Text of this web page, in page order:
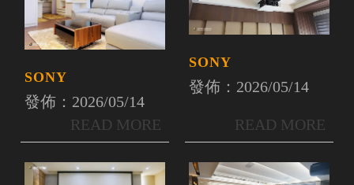
SONY
發佈：2026/05/14
SONY
發佈：2026/05/14